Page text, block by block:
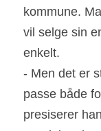
kommune.
vil selge sin
enkelt.
- Men det er
passe både
presiserer